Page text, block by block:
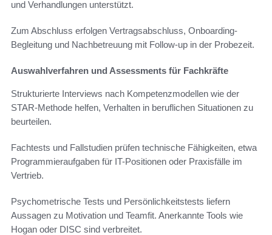
und Verhandlungen unterstützt.
Zum Abschluss erfolgen Vertragsabschluss, Onboarding-
Begleitung und Nachbetreuung mit Follow-up in der Probezeit.
Auswahlverfahren und Assessments für Fachkräfte
Strukturierte Interviews nach Kompetenzmodellen wie der
STAR-Methode helfen, Verhalten in beruflichen Situationen zu
beurteilen.
Fachtests und Fallstudien prüfen technische Fähigkeiten, etwa
Programmieraufgaben für IT-Positionen oder Praxisfälle im
Vertrieb.
Psychometrische Tests und Persönlichkeitstests liefern
Aussagen zu Motivation und Teamfit. Anerkannte Tools wie
Hogan oder DISC sind verbreitet.